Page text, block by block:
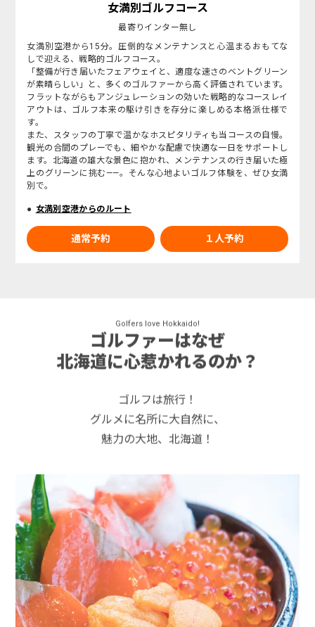
女満別ゴルフコース
最寄りインター無し
女満別空港から15分。圧倒的なメンテナンスと心温まるおもてな
しで迎える、戦略的ゴルフコース。
「整備が行き届いたフェアウェイと、適度な速さのベントグリーン
が素晴らしい」と、多くのゴルファーから高く評価されています。
フラットながらもアンジュレーションの効いた戦略的なコースレイ
アウトは、ゴルフ本来の駆け引きを存分に楽しめる本格派仕様で
す。
また、スタッフの丁寧で温かなホスピタリティも当コースの自慢。
観光の合間のプレーでも、細やかな配慮で快適な一日をサポートし
ます。北海道の雄大な景色に抱かれ、メンテナンスの行き届いた極
上のグリーンに挑む——。そんな心地よいゴルフ体験を、ぜひ女満
別で。
女満別空港からのルート
通常予約 １人予約
Golfers love Hokkaido!
ゴルファーはなぜ
北海道に心惹かれるのか？
ゴルフは旅行！
グルメに名所に大自然に、
魅力の大地、北海道！